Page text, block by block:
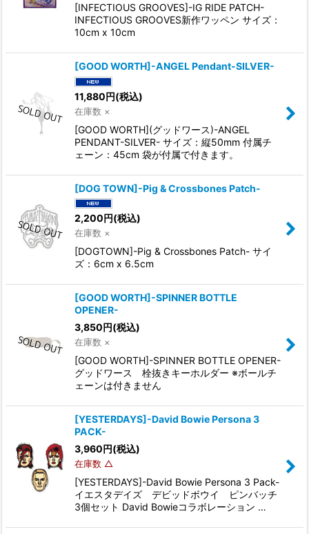
[INFECTIOUS GROOVES]-IG RIDE PATCH-
INFECTIOUS GROOVES新作ワッペン サイズ：
10cm x 10cm
[GOOD WORTH]-ANGEL Pendant-SILVER-
11,880円(税込)
在庫数 ×
[GOOD WORTH](グッドワース)-ANGEL
PENDANT-SILVER- サイズ：縦50mm 付属チ
ェーン：45cm 袋が付属で付きます。
[DOG TOWN]-Pig & Crossbones Patch-
2,200円(税込)
在庫数 ×
[DOGTOWN]-Pig & Crossbones Patch- サイ
ズ：6cm x 6.5cm
[GOOD WORTH]-SPINNER BOTTLE
OPENER-
3,850円(税込)
在庫数 ×
[GOOD WORTH]-SPINNER BOTTLE OPENER-
グッドワース 栓抜きキーホルダー ※ボールチ
ェーンは付きません
[YESTERDAYS]-David Bowie Persona 3
PACK-
3,960円(税込)
在庫数 △
[YESTERDAYS]-David Bowie Persona 3 Pack-
イエスタデイズ デビッドボウイ ピンバッチ
3個セット David Bowieコラボレーション …